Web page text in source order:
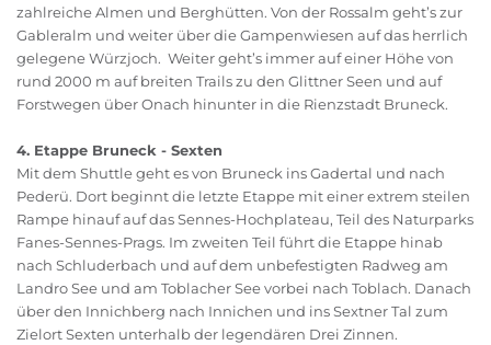
zahlreiche Almen und Berghütten. Von der Rossalm geht’s zur
Gableralm und weiter über die Gampenwiesen auf das herrlich
gelegene Würzjoch. Weiter geht’s immer auf einer Höhe von
rund 2000 m auf breiten Trails zu den Glittner Seen und auf
Forstwegen über Onach hinunter in die Rienzstadt Bruneck.
4. Etappe Bruneck - Sexten
Mit dem Shuttle geht es von Bruneck ins Gadertal und nach
Pederü. Dort beginnt die letzte Etappe mit einer extrem steilen
Rampe hinauf auf das Sennes-Hochplateau, Teil des Naturparks
Fanes-Sennes-Prags. Im zweiten Teil führt die Etappe hinab
nach Schluderbach und auf dem unbefestigten Radweg am
Landro See und am Toblacher See vorbei nach Toblach. Danach
über den Innichberg nach Innichen und ins Sextner Tal zum
Zielort Sexten unterhalb der legendären Drei Zinnen.